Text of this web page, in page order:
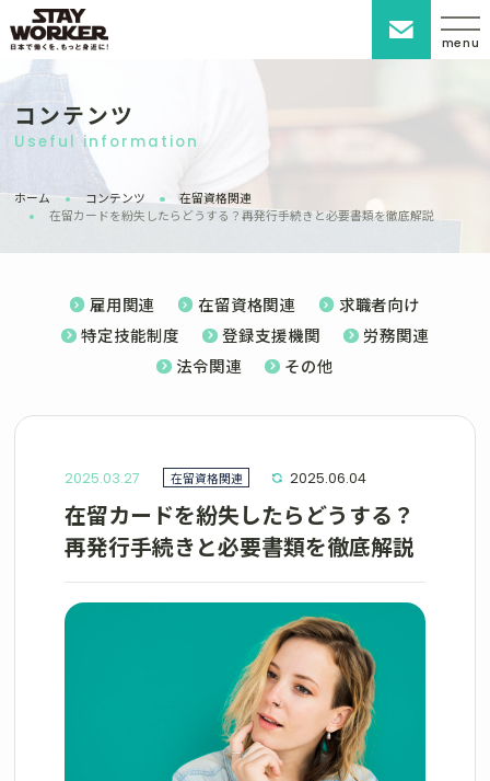
menu
コンテンツ
Useful information
ホーム コンテンツ
在留資格関連
在留カードを紛失したらどうする？再発行手続きと必要書類を徹底解説
雇用関連 在留資格関連
求職者向け
特定技能制度
登録支援機関
労務関連
法令関連
その他
2025.03.27 在留資格関連 2025.06.04
在留カードを紛失したらどうする？
再発行手続きと必要書類を徹底解説